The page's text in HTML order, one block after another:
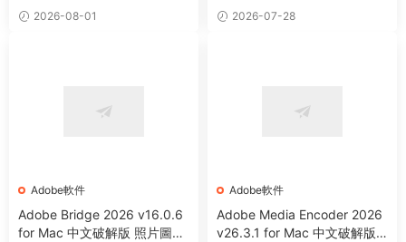
版 PDF編輯注釋轉換工具
2026-08-01
制作軟件
2026-07-28
Adobe軟件
Adobe Bridge 2026 v16.0.6
for Mac 中文破解版 照片圖像
Adobe軟件
Adobe Media Encoder 2026
v26.3.1 for Mac 中文破解版